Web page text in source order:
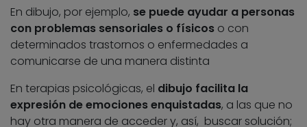
En dibujo, por ejemplo, se puede ayudar a personas
con problemas sensoriales o físicos o con
determinados trastornos o enfermedades a
comunicarse de una manera distinta
En terapias psicológicas, el dibujo facilita la
expresión de emociones enquistadas, a las que no
hay otra manera de acceder y, así, buscar solución;